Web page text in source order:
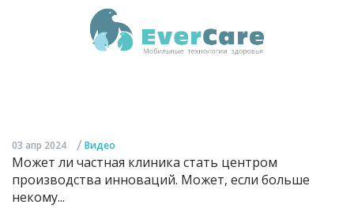
03 апр 2024 / Видео
Может ли частная клиника стать центром
производства инноваций. Может, если больше
некому...